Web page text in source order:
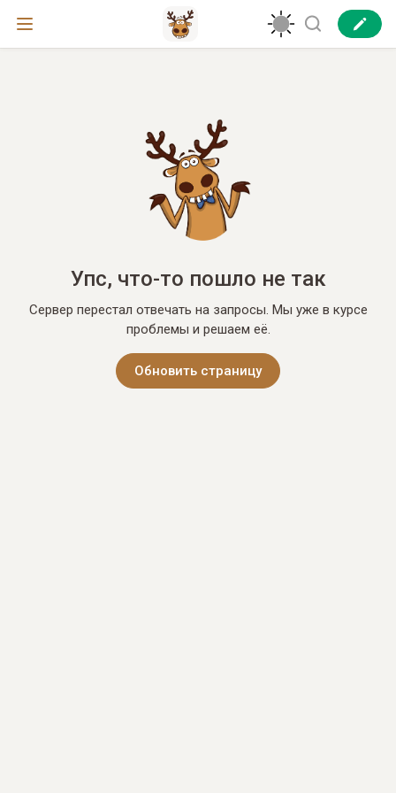
Упс, что-то пошло не так
Сервер перестал отвечать на запросы. Мы уже в курсе
проблемы и решаем её.
Обновить страницу